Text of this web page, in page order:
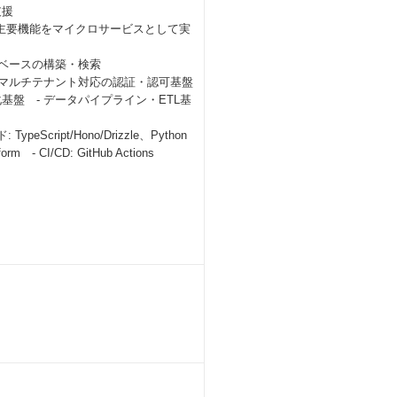
機能をマイクロサービスとして実
スの構築・検索
チテナント対応の認証・認可基盤
盤 - データパイプライン・ETL基
TypeScript/Hono/Drizzle、Python
- CI/CD: GitHub Actions